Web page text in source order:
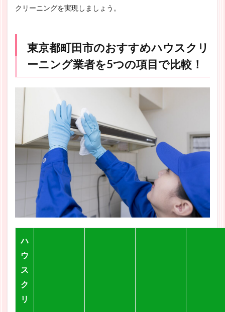
クリーニングを実現しましょう。
東京都町田市のおすすめハウスクリ
ーニング業者を5つの項目で比較！
ハ
ウ
ス
ク
リ